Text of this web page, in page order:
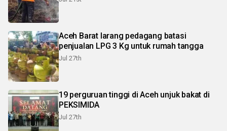
Aceh Barat larang pedagang batasi
penjualan LPG 3 Kg untuk rumah tangga
Jul 27th
19 perguruan tinggi di Aceh unjuk bakat di
PEKSIMIDA
Jul 27th